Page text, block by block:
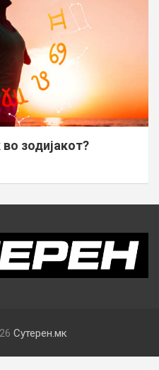
во зодијакот?
Сутерен.мк